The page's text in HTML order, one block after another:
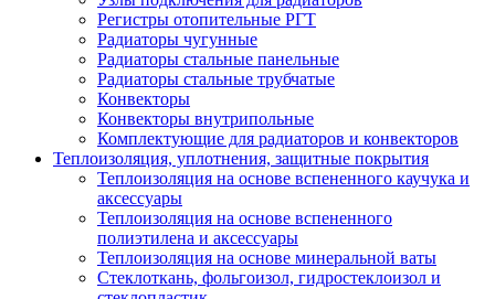
Регистры отопительные РГТ
Радиаторы чугунные
Радиаторы стальные панельные
Радиаторы стальные трубчатые
Конвекторы
Конвекторы внутрипольные
Комплектующие для радиаторов и конвекторов
Теплоизоляция, уплотнения, защитные покрытия
Теплоизоляция на основе вспененного каучука и
аксессуары
Теплоизоляция на основе вспененного
полиэтилена и аксессуары
Теплоизоляция на основе минеральной ваты
Стеклоткань, фольгоизол, гидростеклоизол и